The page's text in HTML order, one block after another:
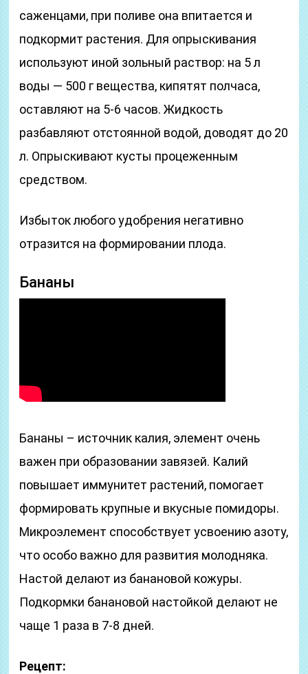
саженцами, при поливе она впитается и
подкормит растения. Для опрыскивания
используют иной зольный раствор: на 5 л
воды — 500 г вещества, кипятят полчаса,
оставляют на 5-6 часов. Жидкость
разбавляют отстоянной водой, доводят до 20
л. Опрыскивают кусты процеженным
средством.
Избыток любого удобрения негативно
отразится на формировании плода.
Бананы
Бананы – источник калия, элемент очень
важен при образовании завязей. Калий
повышает иммунитет растений, помогает
формировать крупные и вкусные помидоры.
Микроэлемент способствует усвоению азоту,
что особо важно для развития молодняка.
Настой делают из банановой кожуры.
Подкормки банановой настойкой делают не
чаще 1 раза в 7-8 дней.
Рецепт: